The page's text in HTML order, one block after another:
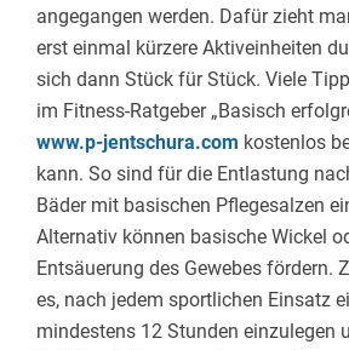
angegangen werden. Dafür zieht
erst einmal kürzere Aktiveinheiten
sich dann Stück für Stück. Viele
im Fitness-Ratgeber „Basisch
www.p-jentschura.com kostenlos
kann. So sind für die Entlastung
Bäder mit basischen Pflegesalzen
Alternativ können basische Wickel
Entsäuerung des Gewebes fördern.
es, nach jedem sportlichen Einsatz
mindestens 12 Stunden einzulegen